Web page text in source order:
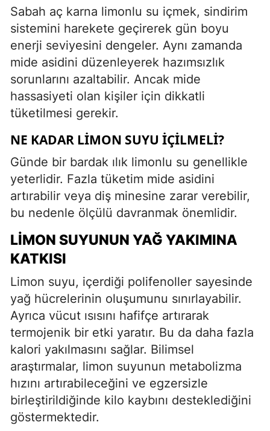
Sabah aç karna limonlu su içmek, sindirim
sistemini harekete geçirerek gün boyu
enerji seviyesini dengeler. Aynı zamanda
mide asidini düzenleyerek hazımsızlık
sorunlarını azaltabilir. Ancak mide
hassasiyeti olan kişiler için dikkatli
tüketilmesi gerekir.
NE KADAR LIMON SUYU İÇILMELI?
Günde bir bardak ılık limonlu su genellikle
yeterlidir. Fazla tüketim mide asidini
artırabilir veya diş minesine zarar verebilir,
bu nedenle ölçülü davranmak önemlidir.
LIMON SUYUNUN YAĞ YAKIMINA
KATKISI
Limon suyu, içerdiği polifenoller sayesinde
yağ hücrelerinin oluşumunu sınırlayabilir.
Ayrıca vücut ısısını hafifçe artırarak
termojenik bir etki yaratır. Bu da daha fazla
kalori yakılmasını sağlar. Bilimsel
araştırmalar, limon suyunun metabolizma
hızını artırabileceğini ve egzersizle
birleştirildiğinde kilo kaybını desteklediğini
göstermektedir.